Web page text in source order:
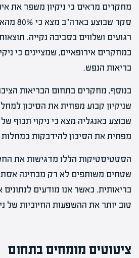
מחקרים מראים כי ניקיון משפר את
סקר
רגועים ושלווים בסביבה נקייה.
במחקרים אירופאיים, שמציינים כי
בריאות הנפש.
בנוסף, מחקרים בתחום הבריאות
שניקיון קבוע מפחית את הסיכון
שבוצע באנגליה מצא כי ניקוי תכוף
מפחית את הסיכון להידבקות במחלות
הסטטיסטיקות הללו מדגישות את
שטחים משותפים לא רק מבחינה
בריאותית. כאשר אנו מודעים לנתונים
טוב יותר את ההשפעות החיוביות של
ציטוטים מומחים בתחום